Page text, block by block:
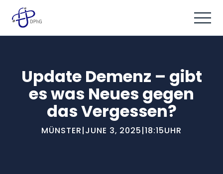
Update Demenz – gibt
es was Neues gegen
das Vergessen?
MÜNSTER|JUNE 3, 2025|18:15UHR